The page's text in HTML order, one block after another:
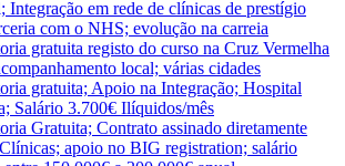
Integração em rede de clínicas de prestígio
com o NHS; evolução na carreia
gratuita registo do curso na Cruz Vermelha
local; várias cidades
gratuita; Apoio na Integração; Hospital
Salário 3.700€ Ilíquidos/mês
Gratuita; Contrato assinado diretamente
apoio no BIG registration; salário